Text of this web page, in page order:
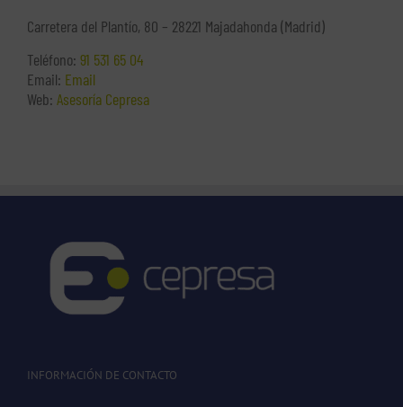
Carretera del Plantío, 80 – 28221 Majadahonda (Madrid)
Teléfono: 91 531 65 04
Email: Email
Web: Asesoría Cepresa
INFORMACIÓN DE CONTACTO